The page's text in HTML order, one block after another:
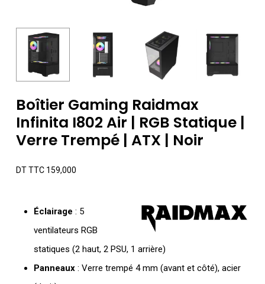
Boîtier Gaming Raidmax
Infinita I802 Air | RGB Statique |
Verre Trempé | ATX | Noir
DT TTC159,000
Éclairage : 5
ventilateurs RGB
statiques (2 haut, 2 PSU, 1 arrière)
Panneaux: Verre trempé 4 mm (avant et côté), acier